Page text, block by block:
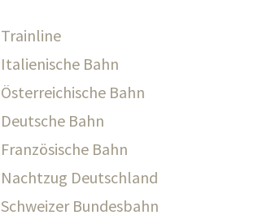
Trainline
Italienische Bahn
Österreichische Bahn
Deutsche Bahn
Französische Bahn
Nachtzug Deutschland
Schweizer Bundesbahn